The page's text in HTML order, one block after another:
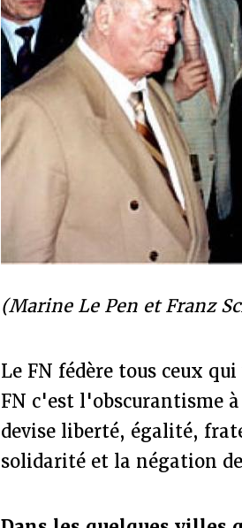
(Marine Le Pen et Franz
Le FN fédère tous ceux
FN c'est l'obscurantisme
devise liberté, égalité,
solidarité et la négation